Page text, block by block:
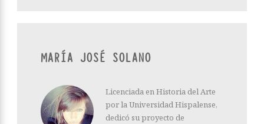
MARÍA JOSÉ SOLANO
Licenciada en Historia del Arte
por la Universidad Hispalense,
dedicó su proyecto de